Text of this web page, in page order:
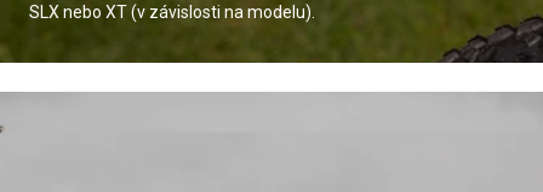
SLX nebo XT (v závislosti na modelu).